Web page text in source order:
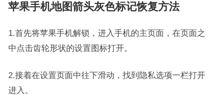
苹果手机地图箭头灰色标记恢复方法
1.首先将苹果手机解锁，进入手机的主页面，在页面之
中点击齿轮形状的设置图标打开。
2.接着在设置页面中往下滑动，找到隐私选项一栏打开
进入。